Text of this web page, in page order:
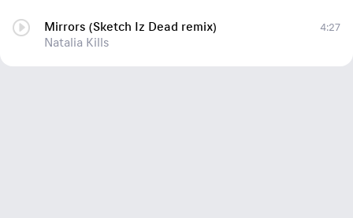
Mirrors (Sketch Iz Dead remix)
Natalia Kills
4:27